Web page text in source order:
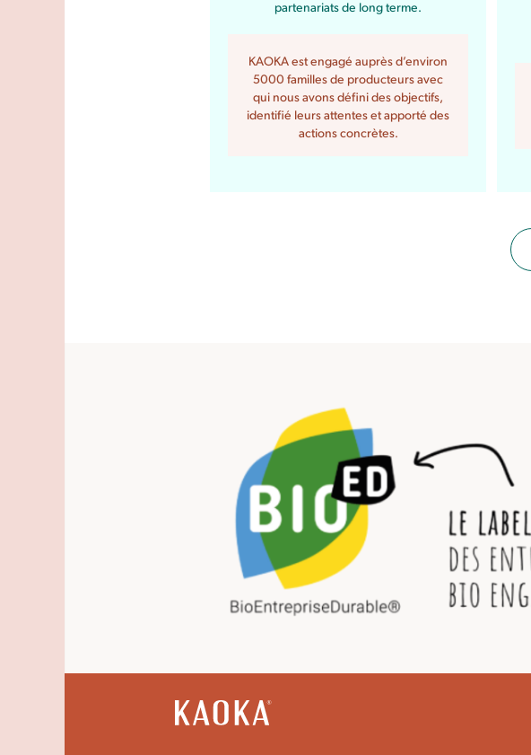
partenariats de long terme.
KAOKA est engagé auprès d’environ
5000 familles de producteurs avec
qui nous avons défini des objectifs,
identifié leurs attentes et apporté des
actions concrètes.